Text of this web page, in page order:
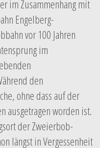
im Zusammenhang mit
Engelberg-
vor 100 Jahren
im
den
ohne dass auf der
ausgetragen worden ist.
der Zweierbob-
längst in Vergessenheit